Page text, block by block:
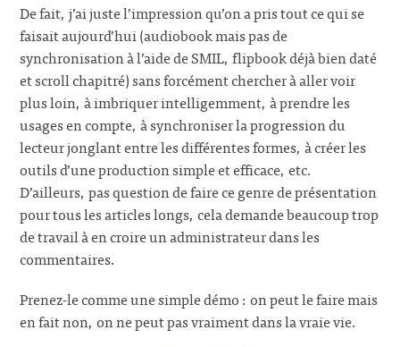
De fait, j’ai juste l’impression qu’on a pris tout ce qui se
faisait aujourd’hui (audiobook mais pas de
synchronisation à l’aide de SMIL, flipbook déjà bien daté
et scroll chapitré) sans forcément chercher à aller voir
plus loin, à imbriquer intelligemment, à prendre les
usages en compte, à synchroniser la progression du
lecteur jonglant entre les différentes formes, à créer les
outils d’une production simple et efficace, etc.
D’ailleurs, pas question de faire ce genre de présentation
pour tous les articles longs, cela demande beaucoup trop
de travail à en croire un administrateur dans les
commentaires.
Prenez-le comme une simple démo : on peut le faire mais
en fait non, on ne peut pas vraiment dans la vraie vie.